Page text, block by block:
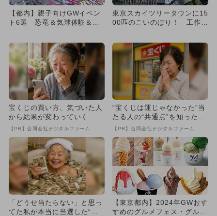
【都内】親子向けGWイベン
ト6選 恐竜＆気球体験＆こ
東京スカイツリータウンに15
00匹のこいのぼり！ 工作＆
宝くじの買い方、気づいた人
から結果が変わっていく
【PR】合同会社デジタルファーム
“宝くじは運じゃなかった”当
たる人の“共通点”を知っただ
け
【PR】合同会社デジタルファーム
「どうせ当たらない」と思っ
てた私が本当に当選した“買
【東京都内】2024年GWおす
すめのグルメフェス・グルメ